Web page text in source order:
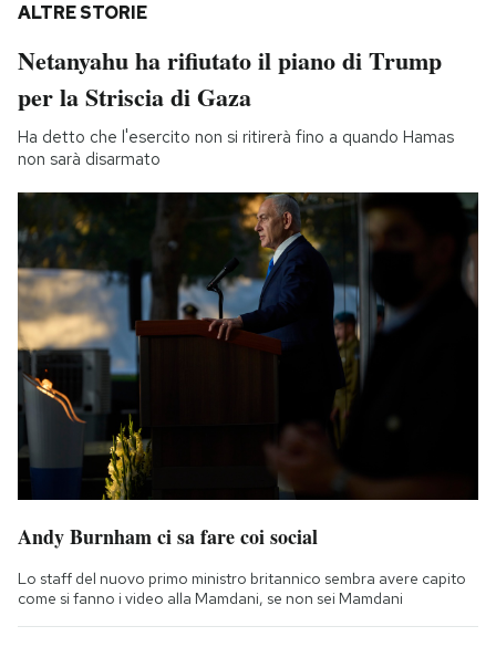
ALTRE STORIE
Netanyahu ha rifiutato il piano di Trump
per la Striscia di Gaza
Ha detto che l'esercito non si ritirerà fino a quando Hamas
non sarà disarmato
Andy Burnham ci sa fare coi social
Lo staff del nuovo primo ministro britannico sembra avere capito
come si fanno i video alla Mamdani, se non sei Mamdani